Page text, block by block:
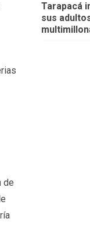
de
Tarapacá
sus